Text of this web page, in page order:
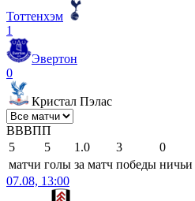
Тоттенхэм
1
Эвертон
0
Кристал Пэлас
ВВВПП
5
5 1.0 3 0
матчи голы за матч победы ничьи
07.08, 13:00